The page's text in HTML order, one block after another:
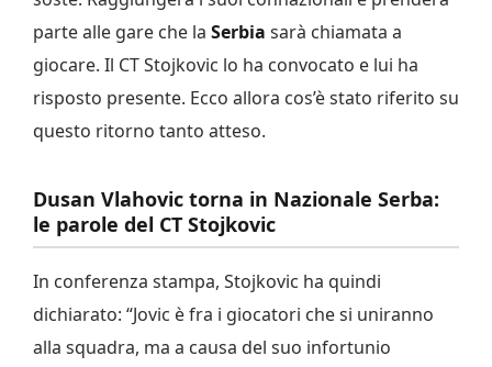
parte alle gare che la Serbia sarà chiamata a
giocare. Il CT Stojkovic lo ha convocato e lui ha
risposto presente. Ecco allora cos’è stato riferito su
questo ritorno tanto atteso.
Dusan Vlahovic torna in Nazionale Serba:
le parole del CT Stojkovic
In conferenza stampa, Stojkovic ha quindi
dichiarato: “Jovic è fra i giocatori che si uniranno
alla squadra, ma a causa del suo infortunio